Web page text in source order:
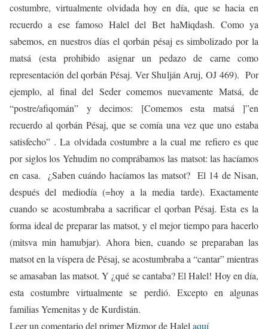
costumbre, virtualmente olvidada hoy en día, que se hacia en
recuerdo a ese famoso Halel del Bet haMiqdash. Como ya
sabemos, en nuestros días el qorbán pésaj es simbolizado por la
matsá (esta prohibido asignar un pedazo de carne como
representación del qorbán Pésaj. Ver Shulján Aruj, OJ 469). Por
ejemplo, al final del Seder comemos nuevamente Matsá, de
“postre/afiqomán” y decimos: [Comemos esta matsá ]”en
recuerdo al qorbán Pésaj, que se comía una vez que uno estaba
satisfecho” . La olvidada costumbre a la cual me refiero es que
por siglos los Yehudim no comprábamos las matsot: las hacíamos
en casa. ¿Saben cuándo hacíamos las matsot? El 14 de Nisan,
después del mediodía (=hoy a la media tarde). Exactamente
cuando se acostumbraba a sacrificar el qorban Pésaj. Esta es la
forma ideal de preparar las matsot, y el mejor tiempo para hacerlo
(mitsva min hamubjar). Ahora bien, cuando se preparaban las
matsot en la víspera de Pésaj, se acostumbraba a “cantar” mientras
se amasaban las matsot. Y ¿qué se cantaba? El Halel! Hoy en día,
esta costumbre virtualmente se perdió. Excepto en algunas
familias Yemenitas y de Kurdistán.
Leer un comentario del primer Mizmor de Halel aquí